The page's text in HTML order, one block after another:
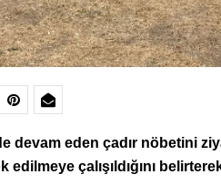
devam eden çadır nöbetini
çalışıldığını